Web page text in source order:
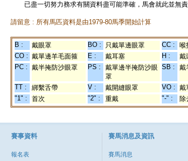
已盡一切努力務求有關資料盡可能準確，馬會就此並無
請留意 : 所有馬匹資料是由1979-80馬季開始計算
B : 戴眼罩 BO : 只戴單邊眼罩 CC : 喉
CO : 戴單邊羊毛面箍 E : 戴耳塞 H : 戴
PC : 戴半掩防沙眼罩 PS :
戴單邊半掩防沙眼
罩
SB : 戴
TT : 綁繫舌帶 V : 戴開縫眼罩 VO : 戴
"1" :
首次 "2" : 重戴 "-" : 除
賽事資料
報名表
賽馬消息及資訊
賽馬消息